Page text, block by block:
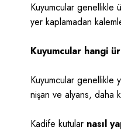
Kuyumcular genellikle
yer kaplamadan
Kuyumcular hangi
Kuyumcular genellikle
nişan ve alyans, daha
Kadife kutular nasıl